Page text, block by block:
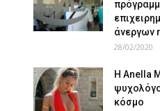
άνεργων
28/02/2020
Η Anella
κόσμο